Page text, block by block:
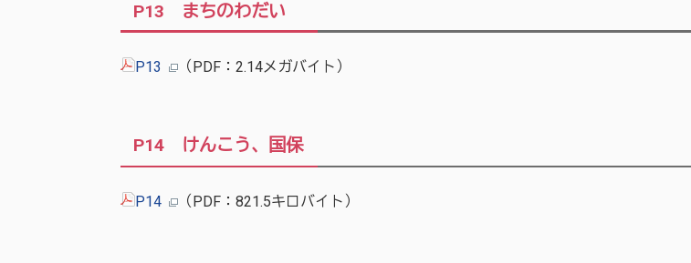
P13 まちのわだい
P13 （PDF：2.14メガバイト）
P14 けんこう、国保
P14 （PDF：821.5キロバイト）